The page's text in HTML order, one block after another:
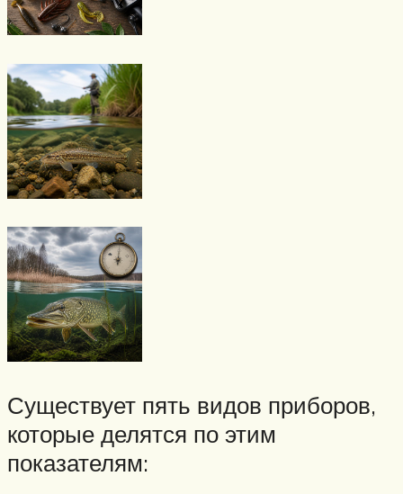
Существует пять видов приборов,
которые делятся по этим
показателям: